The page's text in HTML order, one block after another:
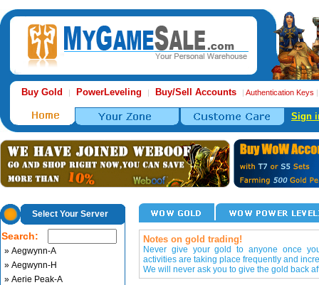
Buy Gold | PowerLeveling | Buy/Sell Accounts | Authentication Keys
Sign
Select Your Server
Search:
» Aegwynn-A
» Aegwynn-H
» Aerie Peak-A
Notes on gold trading!
Never give your gold to anyone once
activities are taking place frequently and
We will never ask you to give the gold back